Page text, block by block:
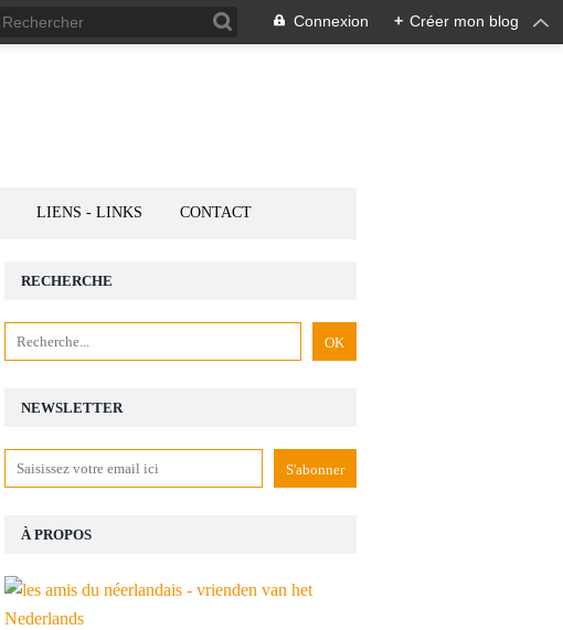
Connexion + Créer mon blog
LIENS - LINKS CONTACT
NEWSLETTER
RECHERCHE
À PROPOS